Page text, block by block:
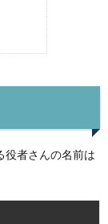
役者さんの名前は